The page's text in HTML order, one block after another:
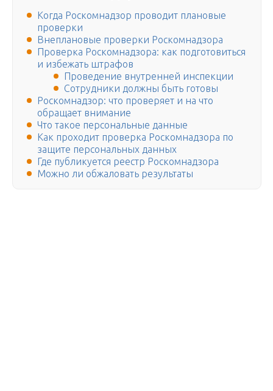
Когда Роскомнадзор проводит плановые
проверки
Внеплановые проверки Роскомнадзора
Проверка Роскомнадзора: как подготовиться
и избежать штрафов
Проведение внутренней инспекции
Сотрудники должны быть готовы
Роскомнадзор: что проверяет и на что
обращает внимание
Что такое персональные данные
Как проходит проверка Роскомнадзора по
защите персональных данных
Где публикуется реестр Роскомнадзора
Можно ли обжаловать результаты